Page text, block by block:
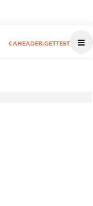
CAHEADER.GETTEST